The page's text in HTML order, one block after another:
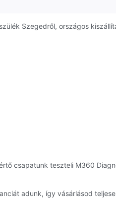
Szegedről, országos
csapatunk teszteli M360
adunk, így vásárlásod